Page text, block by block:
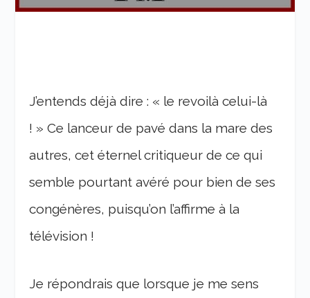
J’entends déjà dire : « le revoilà celui-là
! » Ce lanceur de pavé dans la mare des
autres, cet éternel critiqueur de ce qui
semble pourtant avéré pour bien de ses
congénères, puisqu’on l’affirme à la
télévision !
Je répondrais que lorsque je me sens